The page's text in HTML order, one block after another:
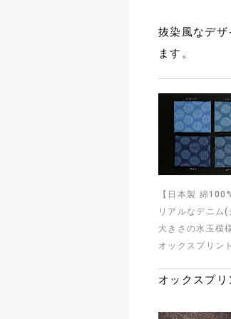
抜染風なデ
ます。
【日本製 綿
リアルなデニム
大きさの水玉模
オックスプリン
オックスプリ